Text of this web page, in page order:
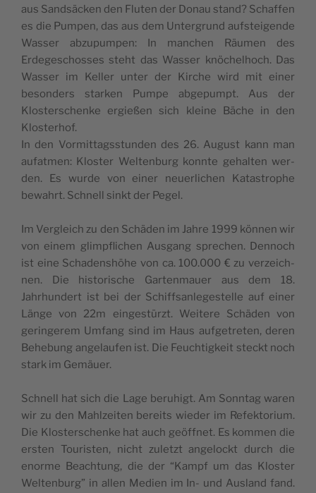
aus Sand­säck­en den Fluten der Donau stand? Schaf­fen
es die Pumpen, das aus dem Unter­grund auf­steigende
Wass­er abzupumpen: In manchen Räu­men des
Erdegeschoss­es ste­ht das Wass­er knöchel­hoch. Das
Wass­er im Keller unter der Kirche wird mit ein­er
beson­ders starken Pumpe abgepumpt. Aus der
Kloster­schenke ergießen sich kleine Bäche in den
Klosterhof.
In den Vor­mit­tagsstun­den des 26. August kann man
aufat­men: Kloster Wel­tenburg kon­nte gehal­ten wer­
den. Es wurde von ein­er neuer­lichen Katas­tro­phe
bewahrt. Schnell sinkt der Pegel.
Im Ver­gle­ich zu den Schä­den im Jahre 1999 kön­nen wir
von einem glimpflichen Aus­gang sprechen. Den­noch
ist eine Schaden­shöhe von ca. 100.000 € zu verze­ich­
nen. Die his­torische Garten­mauer aus dem 18.
Jahrhun­dert ist bei der Schiff­san­legestelle auf ein­er
Länge von 22m eingestürzt. Weit­ere Schä­den von
gerin­gerem Umfang sind im Haus aufge­treten, deren
Behe­bung ange­laufen ist. Die Feuchtigkeit steckt noch
stark im Gemäuer.
Schnell hat sich die Lage beruhigt. Am Son­ntag waren
wir zu den Mahlzeit­en bere­its wieder im Refek­to­ri­um.
Die Kloster­schenke hat auch geöffnet. Es kom­men die
ersten Touris­ten, nicht zulet­zt ange­lockt durch die
enorme Beach­tung, die der “Kampf um das Kloster
Wel­tenburg” in allen Medi­en im In- und Aus­land fand.